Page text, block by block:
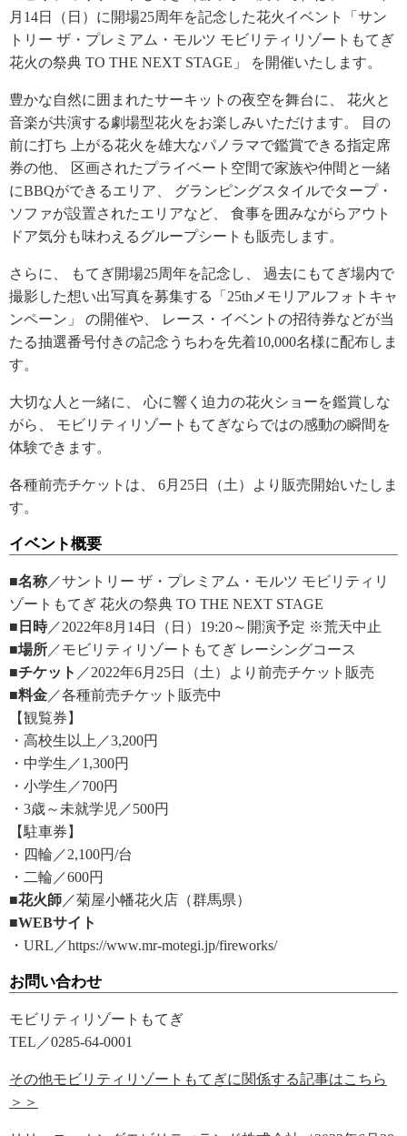
月14日（日）に開場25周年を記念した花火イベント「サン
トリー ザ・プレミアム・モルツ モビリティリゾートもてぎ
花火の祭典 TO THE NEXT STAGE」 を開催いたします。
豊かな自然に囲まれたサーキットの夜空を舞台に、 花火と
音楽が共演する劇場型花火をお楽しみいただけます。 目の
前に打ち 上がる花火を雄大なパノラマで鑑賞できる指定席
券の他、 区画されたプライベート空間で家族や仲間と一緒
にBBQができるエリア、 グランピングスタイルでタープ・
ソファが設置されたエリアなど、 食事を囲みながらアウト
ドア気分も味わえるグループシートも販売します。
さらに、 もてぎ開場25周年を記念し、 過去にもてぎ場内で
撮影した想い出写真を募集する「25thメモリアルフォトキャ
ンペーン」 の開催や、 レース・イベントの招待券などが当
たる抽選番号付きの記念うちわを先着10,000名様に配布しま
す。
大切な人と一緒に、 心に響く迫力の花火ショーを鑑賞しな
がら、 モビリティリゾートもてぎならではの感動の瞬間を
体験できます。
各種前売チケットは、 6月25日（土）より販売開始いたしま
す。
イベント概要
■名称 ／サントリー ザ・プレミアム・モルツ モビリティリ
ゾートもてぎ 花火の祭典 TO THE NEXT STAGE
■日時／2022年8月14日（日）19:20～開演予定 ※荒天中止
■場所 ／モビリティリゾートもてぎ レーシングコース
■チケット ／2022年6月25日（土）より前売チケット販売
■料金 ／各種前売チケット販売中
【観覧券】
・高校生以上／3,200円
・中学生／1,300円
・小学生／700円
・3歳～未就学児／500円
【駐車券】
・四輪／2,100円/台
・二輪／600円
■花火師 ／菊屋小幡花火店（群馬県）
■WEBサイト
・URL／https://www.mr-motegi.jp/fireworks/
お問い合わせ
モビリティリゾートもてぎ
TEL／0285-64-0001
その他モビリティリゾートもてぎに関係する記事はこちら
＞＞